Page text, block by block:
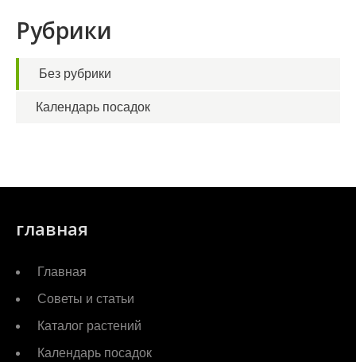
Рубрики
Без рубрики
Календарь посадок
главная
Главная
Советы и статьи
Каталог растений
Календарь посадок